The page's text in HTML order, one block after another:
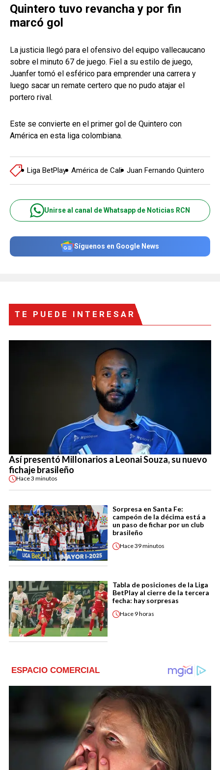
Quintero tuvo revancha y por fin
marcó gol
La justicia llegó para el ofensivo del equipo vallecaucano
sobre el minuto 67 de juego. Fiel a su estilo de juego,
Juanfer tomó el esférico para emprender una carrera y
luego sacar un remate certero que no pudo atajar el
portero rival.
Este se convierte en el primer gol de Quintero con
América en esta liga colombiana.
Liga BetPlay América de Cali Juan Fernando Quintero
Unirse al canal de Whatsapp de Noticias RCN
Síguenos en Google News
TE PUEDE INTERESAR
Así presentó Millonarios a Leonai Souza, su nuevo
fichaje brasileño
Hace3 minutos
Sorpresa en Santa Fe:
campeón de la décima está a
un paso de fichar por un club
brasileño
Hace39 minutos
Tabla de posiciones de la Liga
BetPlay al cierre de la tercera
fecha: hay sorpresas
Hace 9 horas